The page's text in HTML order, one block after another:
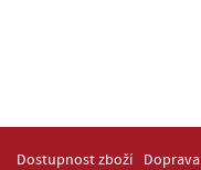
Dostupnost zboží Doprava